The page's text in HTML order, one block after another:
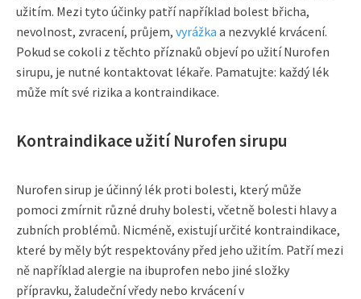
užitím. Mezi tyto účinky patří například bolest břicha,
nevolnost, zvracení, průjem, vyrážka a nezvyklé krvácení.
Pokud se cokoli z těchto příznaků objeví po užití Nurofen
sirupu, je nutné kontaktovat lékaře. Pamatujte: každý lék
může mít své rizika a kontraindikace.
Kontraindikace užití Nurofen sirupu
Nurofen sirup je účinný lék proti bolesti, který může
pomoci zmírnit různé druhy bolesti, včetně bolesti hlavy a
zubních problémů. Nicméně, existují určité kontraindikace,
které by měly být respektovány před jeho užitím. Patří mezi
ně například alergie na ibuprofen nebo jiné složky
přípravku, žaludeční vředy nebo krvácení v